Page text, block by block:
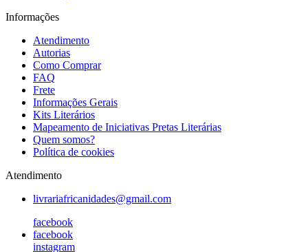
Informações
Atendimento
Autorias
Como Comprar
FAQ
Frete
Informações Gerais
Kits Literários
Mapeamento de Iniciativas Pretas Literárias
Quem somos?
Política de cookies
Atendimento
livrariafricanidades@gmail.com
facebook
facebook
instagram